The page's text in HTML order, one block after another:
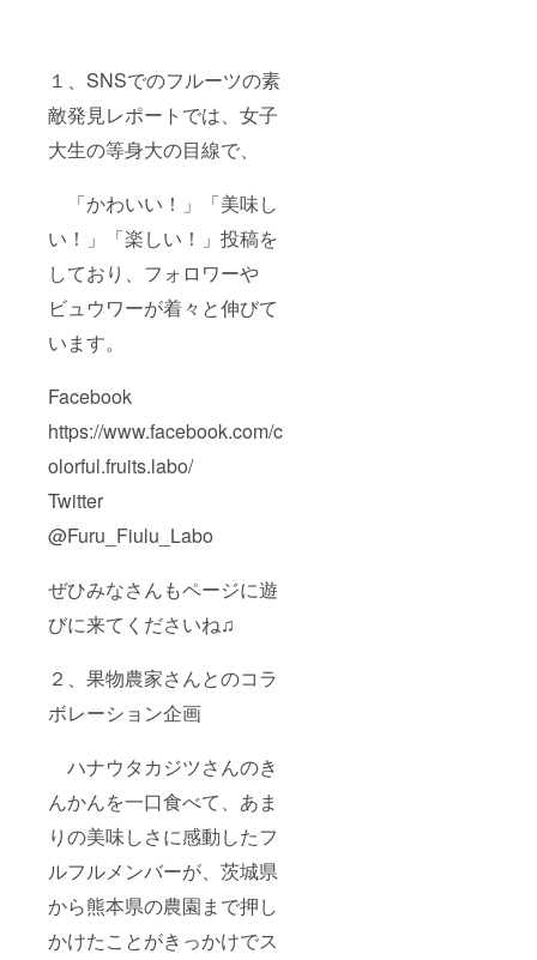
１、SNSでのフルーツの素
敵発見レポートでは、女子
大生の等身大の目線で、
「かわいい！」「美味し
い！」「楽しい！」投稿を
しており、フォロワーや
ビュウワーが着々と伸びて
います。
Facebook
https://www.facebook.com/c
olorful.fruits.labo/
Twitter
@Furu_Fiulu_Labo
ぜひみなさんもページに遊
びに来てくださいね♫
２、果物農家さんとのコラ
ボレーション企画
ハナウタカジツさんのき
んかんを一口食べて、あま
りの美味しさに感動したフ
ルフルメンバーが、茨城県
から熊本県の農園まで押し
かけたことがきっかけでス